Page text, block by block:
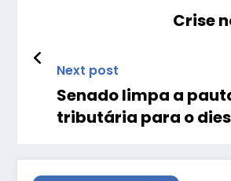
Crise
Next post
Senado limpa a
tributária para o